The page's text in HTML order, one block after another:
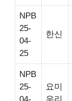
NPB
25-
04-
25
한신
NPB
25-
요미